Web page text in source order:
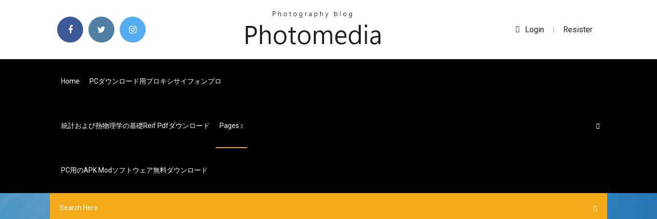
Login | Resister
Home PCダウンロード用プロキシサイフォンプロ
統計および熱物理学の基礎reif Pdfダウンロード Pages
PC用のAPK Modソフトウェア無料ダウンロード